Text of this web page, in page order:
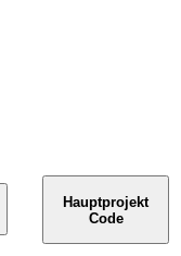
Hauptprojekt
Code